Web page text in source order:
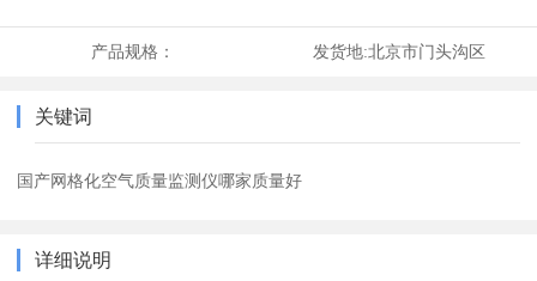
产品规格： 发货地:北京市门头沟区
关键词
国产网格化空气质量监测仪哪家质量好
详细说明